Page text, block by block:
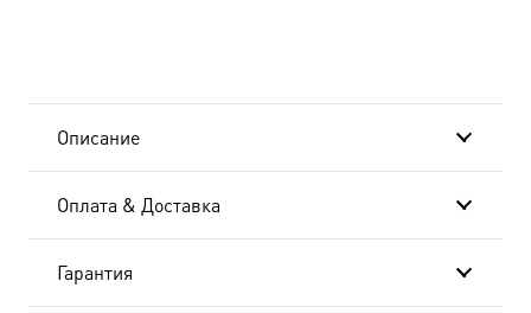
Описание
Оплата & Доставка
Гарантия